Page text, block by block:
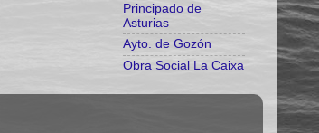
Principado de
Asturias
Ayto. de Gozón
Obra Social La Caixa